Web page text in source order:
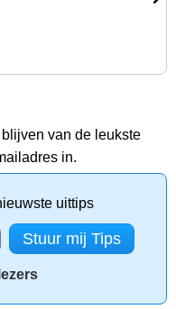
van de leukste
in.
uittips
lezers